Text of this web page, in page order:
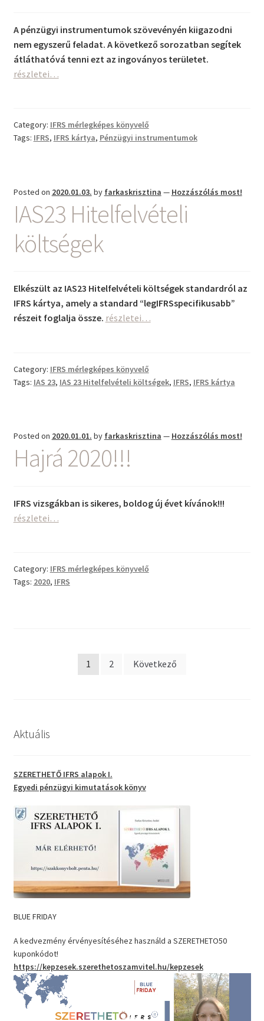
A pénzügyi instrumentumok szövevényén kiigazodni
nem egyszerű feladat. A következő sorozatban segítek
átláthatóvá tenni ezt az ingoványos területet.
részletei…
Category: IFRS mérlegképes könyvelő
Tags: IFRS, IFRS kártya, Pénzügyi instrumentumok
Posted on 2020.01.03. by farkaskrisztina — Hozzászólás most!
IAS23 Hitelfelvételi
költségek
Elkészült az IAS23 Hitelfelvételi költségek standardról az
IFRS kártya, amely a standard “legIFRSspecifikusabb”
részeit foglalja össze. IAS23
részletei…
Category: IFRS mérlegképes könyvelő
Tags: IAS 23, IAS 23 Hitelfelvételi költségek, IFRS, IFRS kártya
Posted on 2020.01.01. by farkaskrisztina — Hozzászólás most!
Hajrá 2020!!!
IFRS vizsgákban is sikeres, boldog új évet kívánok!!!Hajrá
részletei…
Category: IFRS mérlegképes könyvelő
Tags: 2020, IFRS
Bejegyzés1 2 Következő
Aktuális
SZERETHETŐ IFRS alapok I.
Egyedi pénzügyi kimutatások könyv
BLUE FRIDAY
A kedvezmény érvényesítéséhez használd a SZERETHETO50
kuponkódot!
https://kepzesek.szerethetoszamvitel.hu/kepzesek
Videólejátszó